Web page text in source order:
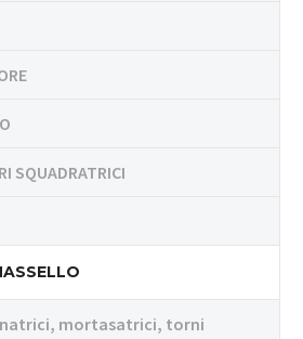
SQUADRATRICI
mortasatrici, torni